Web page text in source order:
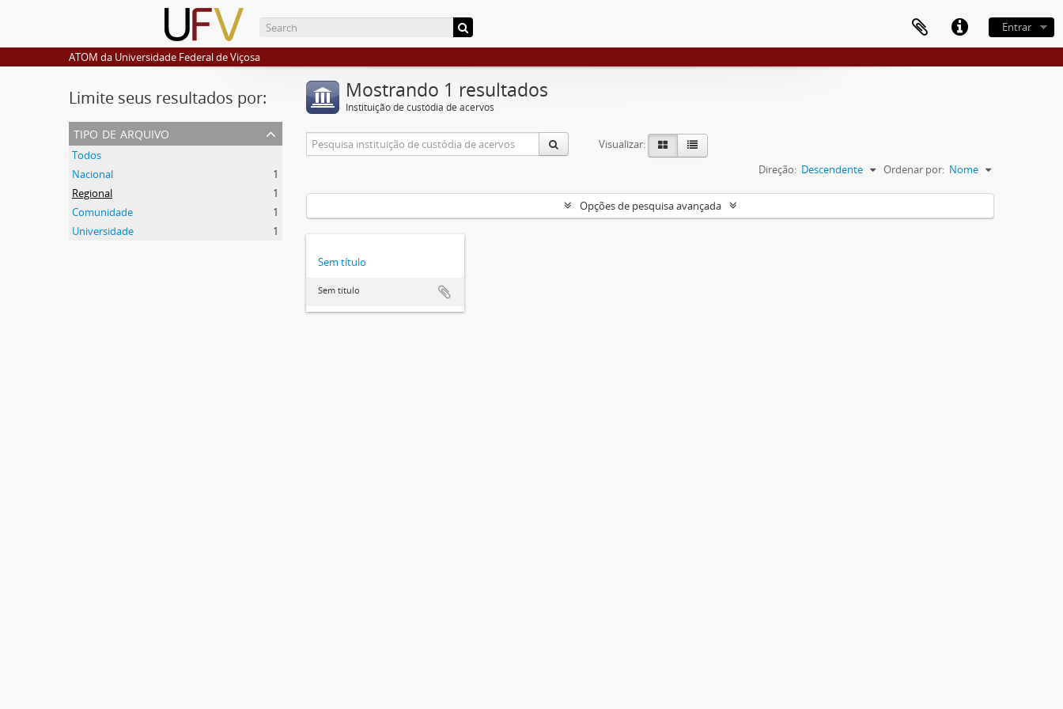
Entrar
ATOM da Universidade Federal de Viçosa
Limite seus resultados por:
tipo de arquivo
Todos
Nacional
1
Regional
1
Comunidade
1
Universidade
1
Mostrando 1 resultados
Instituição de custódia de acervos
Visualizar:
Ordenar por: Nome
Direção: Descendente
Opções de pesquisa avançada
Sem título
Sem título